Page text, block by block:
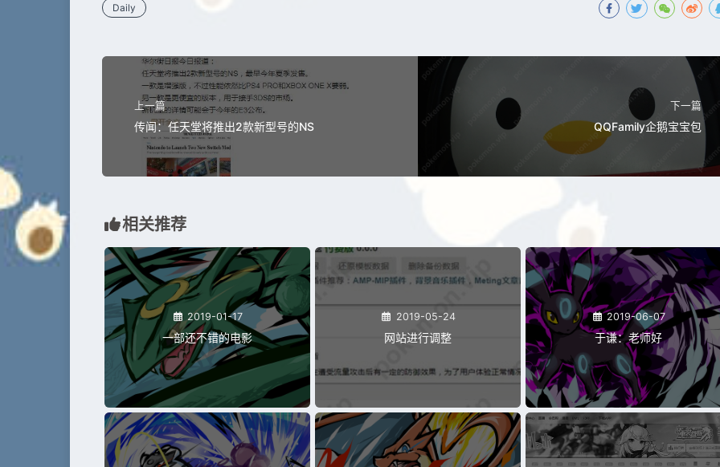
Daily
上一篇
传闻：任天堂将推出2款新型号的NS
下一篇
QQFamily企鹅宝宝包
相关推荐
2019-01-17
一部还不错的电影
2019-05-24
网站进行调整
2019-06-07
于谦：老师好